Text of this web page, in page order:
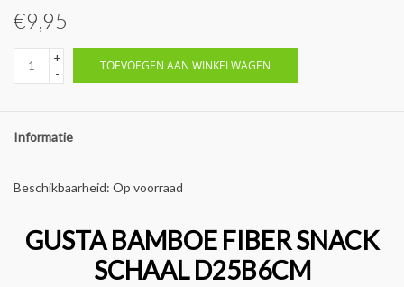
€9,95
+
-
TOEVOEGEN AAN WINKELWAGEN
Informatie
Beschikbaarheid: Op voorraad
GUSTA BAMBOE FIBER SNACK
SCHAAL D25B6CM